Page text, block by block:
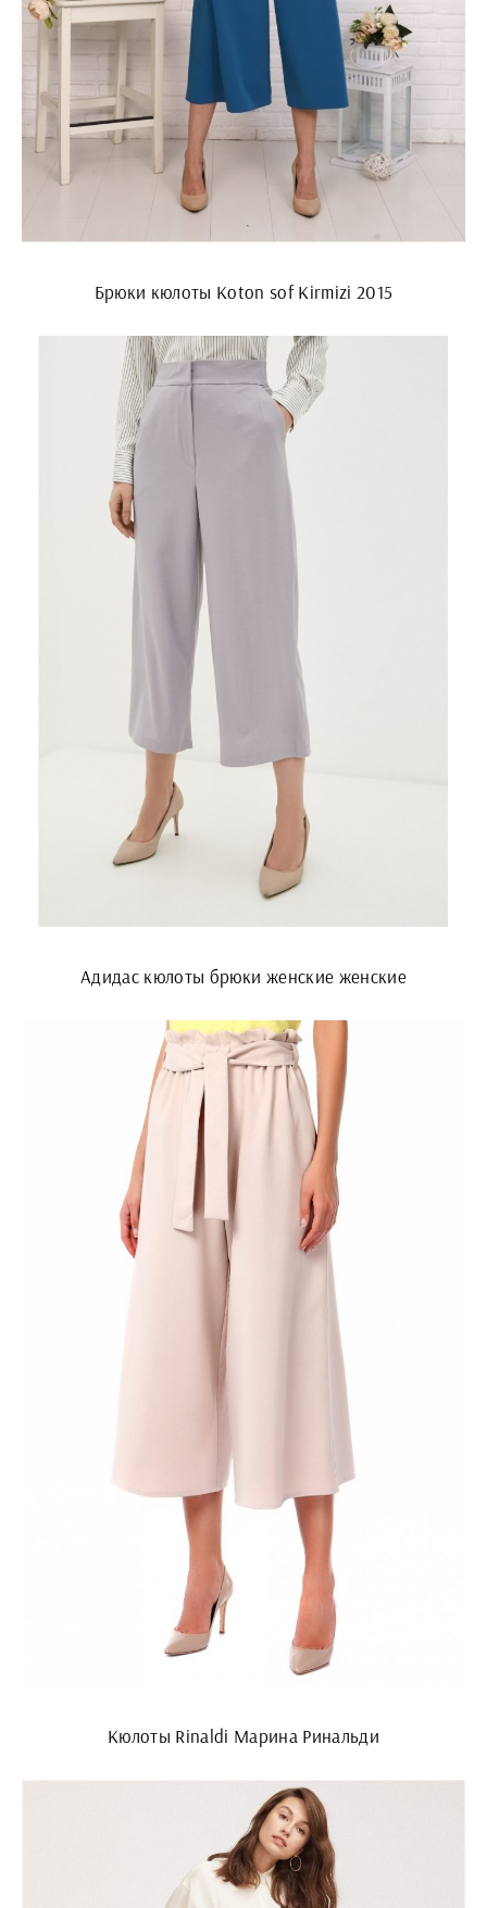
Брюки кюлоты Koton sof Kirmizi 2015
Адидас кюлоты брюки женские женские
Кюлоты Rinaldi Марина Ринальди